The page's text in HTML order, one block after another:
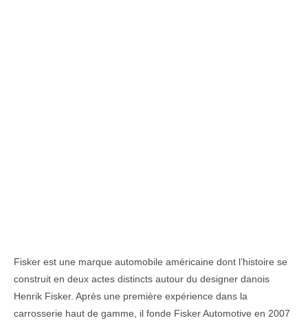
Fisker est une marque automobile américaine dont l’histoire se
construit en deux actes distincts autour du designer danois
Henrik Fisker. Après une première expérience dans la
carrosserie haut de gamme, il fonde Fisker Automotive en 2007